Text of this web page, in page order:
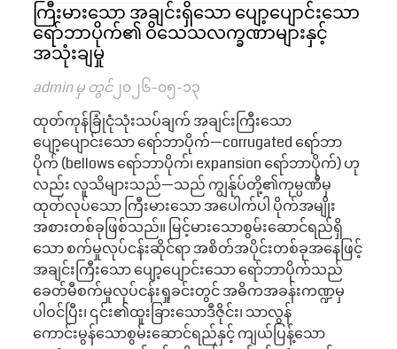
ကြီးမားသော အချင်းရှိသော ပျော့ပျောင်းသော
ရော်ဘာပိုက်၏ ဝိသေသလက္ခဏာများနှင့်
အသုံးချမှု
admin မှ တွင်၂၀၂၆-၀၅-၁၃
ထုတ်ကုန်ခြုံငုံသုံးသပ်ချက် အချင်းကြီးသော
ပျော့ပျောင်းသော ရော်ဘာပိုက်—corrugated ရော်ဘာ
ပိုက် (bellows ရော်ဘာပိုက်၊ expansion ရော်ဘာပိုက်) ဟု
လည်း လူသိများသည်—သည် ကျွန်ုပ်တို့၏ကုမ္ပဏီမှ
ထုတ်လုပ်သော ကြီးမားသော အပေါက်ပါ ပိုက်အမျိုး
အစားတစ်ခုဖြစ်သည်။ မြင့်မားသောစွမ်းဆောင်ရည်ရှိ
သော စက်မှုလုပ်ငန်းဆိုင်ရာ အစိတ်အပိုင်းတစ်ခုအနေဖြင့်
အချင်းကြီးသော ပျော့ပျောင်းသော ရော်ဘာပိုက်သည်
ခေတ်မီစက်မှုလုပ်ငန်းရှုခင်းတွင် အဓိကအခန်းကဏ္ဍမှ
ပါဝင်ပြီး၊ ၎င်း၏ထူးခြားသောဒီဇိုင်း၊ သာလွန်
ကောင်းမွန်သောစွမ်းဆောင်ရည်နှင့် ကျယ်ပြန့်သော